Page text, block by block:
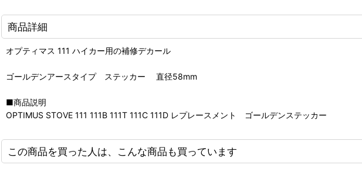
商品詳細
オプティマス 111 ハイカー用の補修デカール
ゴールデンアースタイプ ステッカー 直径58mm
■商品説明
OPTIMUS STOVE 111 111B 111T 111C 111D レプレースメント ゴールデンステッカー
この商品を買った人は、こんな商品も買っています